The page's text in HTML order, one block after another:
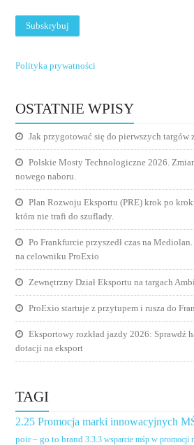
Polityka prywatności
OSTATNIE WPISY
Jak przygotować się do pierwszych targów
Polskie Mosty Technologiczne 2026.
nowego naboru.
Plan Rozwoju Eksportu (PRE) krok po
która nie trafi do szuflady.
Po Frankfurcie przyszedł czas na
na celowniku ProExio
Zewnętrzny Dział Eksportu na targach
ProExio startuje z przytupem i rusza do
Eksportowy rozkład jazdy 2026: Sprawdź
dotacji na eksport
TAGI
2.25 Promocja marki innowacyjnych
poir – go to brand 3.3.3 wsparcie mśp w promocji